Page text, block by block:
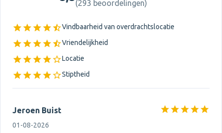
(293 beoordelingen)
Vindbaarheid van overdrachtslocatie
Vriendelijkheid
Locatie
Stiptheid
Jeroen Buist
01-08-2026